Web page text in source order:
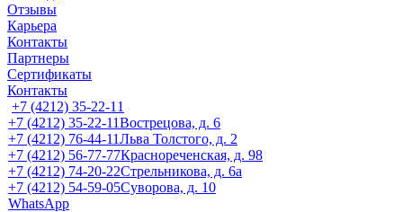
Отзывы
Карьера
Контакты
Партнеры
Сертификаты
Контакты
+7 (4212) 35-22-11
+7 (4212) 35-22-11Вострецова, д. 6
+7 (4212) 76-44-11Льва Толстого, д. 2
+7 (4212) 56-77-77Краснореченская, д. 98
+7 (4212) 74-20-22Стрельникова, д. 6а
+7 (4212) 54-59-05Суворова, д. 10
WhatsApp